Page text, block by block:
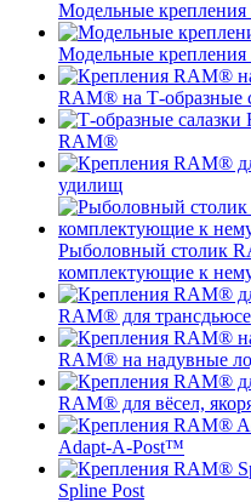
Модельные
Модельные
RAM® на Т-образные
RAM®
удилищ
Рыболовный столик
комплектующие к
RAM® для
RAM® на надувные
RAM® для вёсел,
Adapt-A-Post™
Spline Post